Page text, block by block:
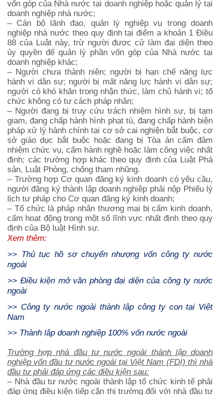
vốn góp của Nhà nước tại doanh nghiệp hoặc quản lý tại
doanh nghiệp nhà nước;
– Cán bộ lãnh đạo, quản lý nghiệp vụ trong doanh
nghiệp nhà nước theo quy định tại điểm a khoản 1 Điều
88 của Luật này, trừ người được cử làm đại diện theo
ủy quyền để quản lý phần vốn góp của Nhà nước tại
doanh nghiệp khác;
– Người chưa thành niên; người bị hạn chế năng lực
hành vi dân sự; người bị mất năng lực hành vi dân sự;
người có khó khăn trong nhận thức, làm chủ hành vi; tổ
chức không có tư cách pháp nhân;
– Người đang bị truy cứu trách nhiệm hình sự, bị tạm
giam, đang chấp hành hình phạt tù, đang chấp hành biện
pháp xử lý hành chính tại cơ sở cai nghiện bắt buộc, cơ
sở giáo dục bắt buộc hoặc đang bị Tòa án cấm đảm
nhiệm chức vụ, cấm hành nghề hoặc làm công việc nhất
định; các trường hợp khác theo quy định của Luật Phá
sản, Luật Phòng, chống tham nhũng.
– Trường hợp Cơ quan đăng ký kinh doanh có yêu cầu,
người đăng ký thành lập doanh nghiệp phải nộp Phiếu lý
lịch tư pháp cho Cơ quan đăng ký kinh doanh;
– Tổ chức là pháp nhân thương mại bị cấm kinh doanh,
cấm hoạt động trong một số lĩnh vực nhất định theo quy
định của Bộ luật Hình sự.
Xem thêm:
>> Thủ tục hồ sơ chuyển nhượng vốn công ty nước
ngoài
>> Điều kiện mở văn phòng đại diện của công ty nước
ngoài
>> Công ty nước ngoài thành lập công ty con tại Việt
Nam
>> Thành lập doanh nghiệp 100% vốn nước ngoài
Trường hợp nhà đầu tư nước ngoài thành lập doanh
nghiệp vốn đầu tư nước ngoài tại Việt Nam (FDI) thì nhà
đầu tư phải đáp ứng các điều kiện sau:
– Nhà đầu tư nước ngoài thành lập tổ chức kinh tế phải
đáp ứng điều kiện tiếp cận thị trường đối với nhà đầu tư